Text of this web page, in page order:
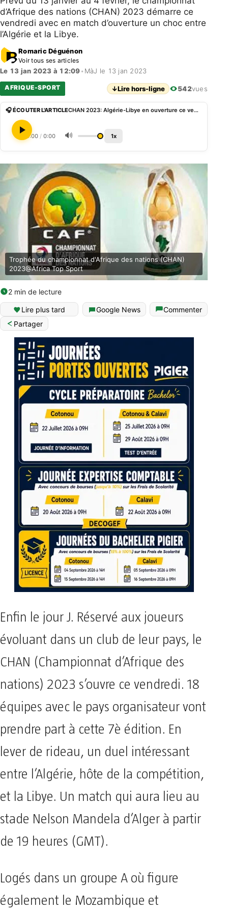
d’Afrique des nations (CHAN) 2023 démarre ce
vendredi avec en match d’ouverture un choc entre
l’Algérie et la Libye.
Romaric Déguénon
Voir tous ses articles
Le 13 jan 2023 à 12:09• MàJ le 13 jan 2023
AFRIQUE-SPORT ↓Lire hors-ligne 542vues
🎧 ÉCOUTER L'ARTICLE CHAN 2023: Algérie-Libye en ouverture ce vendredi
0:00 / 0:00 🔊 1x
Trophée du championnat d'Afrique des nations (CHAN)
2023@Africa Top Sport
2 min de lecture
Lire plus tard Google News
Commenter
Partager
Enfin le jour J. Réservé aux joueurs
évoluant dans un club de leur pays, le
CHAN (Championnat d’Afrique des
nations) 2023 s’ouvre ce vendredi. 18
équipes avec le pays organisateur vont
prendre part à cette 7è édition. En
lever de rideau, un duel intéressant
entre l’Algérie, hôte de la compétition,
et la Libye. Un match qui aura lieu au
stade Nelson Mandela d’Alger à partir
de 19 heures (GMT).
Logés dans un groupe A où figure
également le Mozambique et